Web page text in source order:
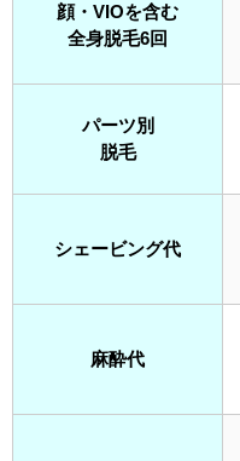
顔・VIOを含む
全身脱毛6回
パーツ別
脱毛
シェービング代
麻酔代